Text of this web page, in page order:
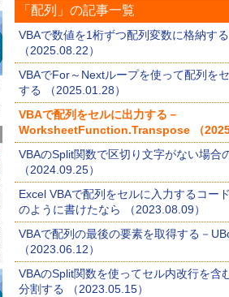
「配列」の記事一覧
VBAで数値を1桁ずつ配列変数に格納する
（2025.08.22）
VBAでFor～Nextループを使って配列を
する （2025.01.28）
VBAで配列をセルに出力する－
WorksheetFunction.Transpose （
VBAのSplit関数で区切り文字がない場合
（2024.09.25）
Excel VBAで配列をセルに入力するコー
のように書けたなら （2023.08.09）
VBAで配列の最後の要素を取得する－
（2023.06.12）
VBAのSplit関数を使ってセル内改行を含
分割する （2023.05.15）